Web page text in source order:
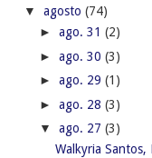
▼ agosto (74)
► ago. 31 (2)
► ago. 30 (3)
► ago. 29 (1)
► ago. 28 (3)
▼ ago. 27 (3)
Walkyria Santos,